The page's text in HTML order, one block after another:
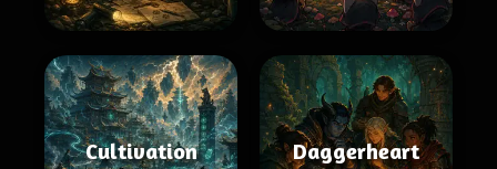
Cultivation Daggerheart